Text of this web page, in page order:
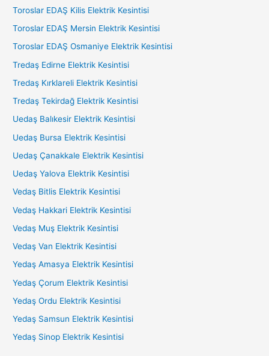
Toroslar EDAŞ Kilis Elektrik Kesintisi
Toroslar EDAŞ Mersin Elektrik Kesintisi
Toroslar EDAŞ Osmaniye Elektrik Kesintisi
Tredaş Edirne Elektrik Kesintisi
Tredaş Kırklareli Elektrik Kesintisi
Tredaş Tekirdağ Elektrik Kesintisi
Uedaş Balıkesir Elektrik Kesintisi
Uedaş Bursa Elektrik Kesintisi
Uedaş Çanakkale Elektrik Kesintisi
Uedaş Yalova Elektrik Kesintisi
Vedaş Bitlis Elektrik Kesintisi
Vedaş Hakkari Elektrik Kesintisi
Vedaş Muş Elektrik Kesintisi
Vedaş Van Elektrik Kesintisi
Yedaş Amasya Elektrik Kesintisi
Yedaş Çorum Elektrik Kesintisi
Yedaş Ordu Elektrik Kesintisi
Yedaş Samsun Elektrik Kesintisi
Yedaş Sinop Elektrik Kesintisi